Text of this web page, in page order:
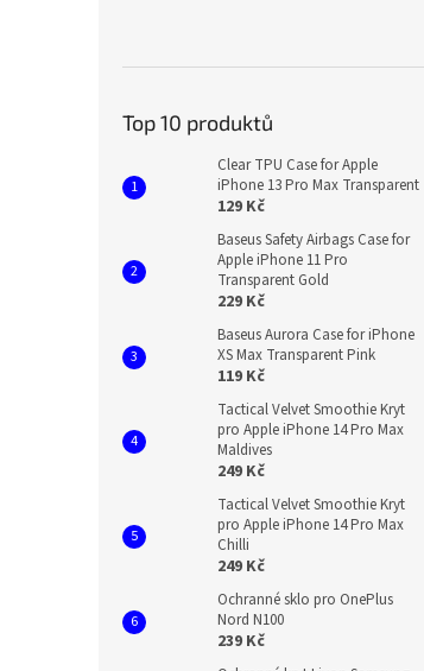
Top 10 produktů
Clear TPU Case for Apple
iPhone 13 Pro Max Transparent
129 Kč
Baseus Safety Airbags Case for
Apple iPhone 11 Pro
Transparent Gold
229 Kč
Baseus Aurora Case for iPhone
XS Max Transparent Pink
119 Kč
Tactical Velvet Smoothie Kryt
pro Apple iPhone 14 Pro Max
Maldives
249 Kč
Tactical Velvet Smoothie Kryt
pro Apple iPhone 14 Pro Max
Chilli
249 Kč
Ochranné sklo pro OnePlus
Nord N100
239 Kč